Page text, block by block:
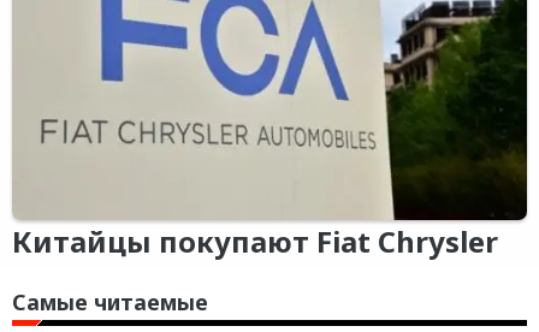
Китайцы покупают Fiat Chrysler
Самые читаемые